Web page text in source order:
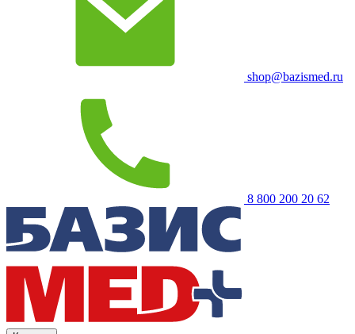
shop@bazismed.ru
8 800 200 20 62